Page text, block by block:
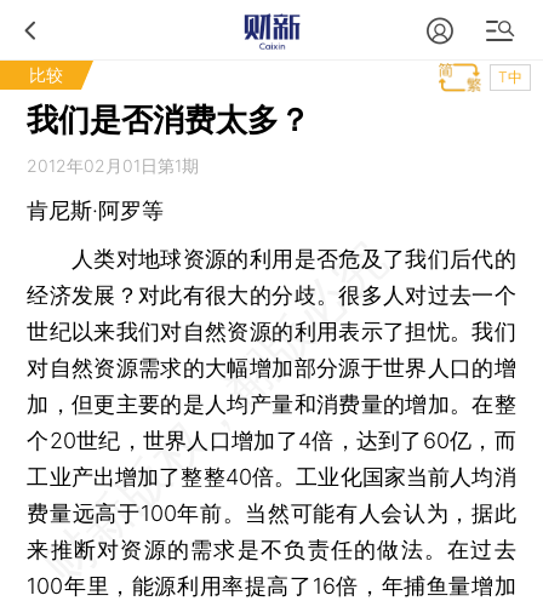
比较 T中
我们是否消费太多？
2012年02月01日第1期
肯尼斯·阿罗等
人类对地球资源的利用是否危及了我们后代的
经济发展？对此有很大的分歧。很多人对过去一个
世纪以来我们对自然资源的利用表示了担忧。我们
对自然资源需求的大幅增加部分源于世界人口的增
加，但更主要的是人均产量和消费量的增加。在整
个20世纪，世界人口增加了4倍，达到了60亿，而
工业产出增加了整整40倍。工业化国家当前人均消
费量远高于100年前。当然可能有人会认为，据此
来推断对资源的需求是不负责任的做法。在过去
100年里，能源利用率提高了16倍，年捕鱼量增加